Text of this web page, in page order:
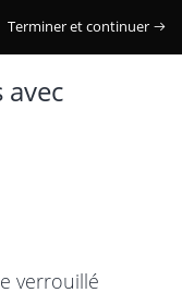
Terminer et continuer
avec
verrouillé